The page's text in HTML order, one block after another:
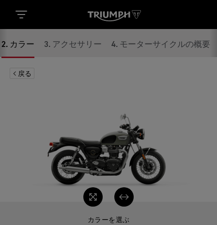
2. カラー 3. アクセサリー 4. モーターサイクルの概要
戻る
カラーを選ぶ